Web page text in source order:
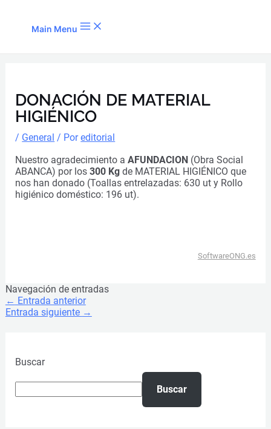
Main Menu
DONACIÓN DE MATERIAL
HIGIÉNICO
/ General / Poreditorial
Nuestro agradecimiento aAFUNDACION (Obra Social
ABANCA) por los300 Kg de MATERIAL HIGIÉNICO que
nos han donado (Toallas entrelazadas: 630 ut y Rollo
higiénico doméstico: 196 ut).
SoftwareONG.es
Navegación de entradas
← Entrada anterior
Entrada siguiente →
Buscar
Buscar